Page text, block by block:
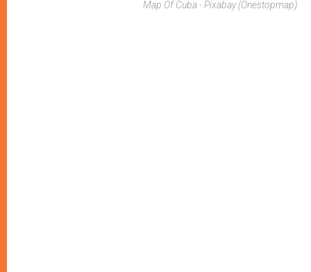
Map Of Cuba - Pixabay (onestopmap)